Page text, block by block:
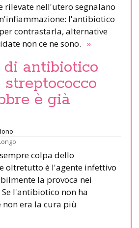
rilevate nell'utero segnalano
l'antibiotico
contrastarla, alternative
non ce ne sono. »
di antibiotico
è già
colpa dello
oltretutto è l'agente infettivo
la provoca nei
l'antibiotico non ha
era la cura più